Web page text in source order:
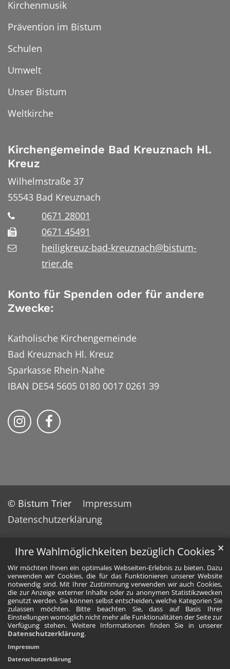
Ihre Wahlmöglichkeiten bezüglich Cookies
Wir möchten Ihnen ein optimales Webseiten-Erlebnis zu bieten. Dazu
verwenden wir Cookies, die für das Funktionieren unserer Website
notwendig sind. Mit Ihrer Zustimmung verwenden wir auch Cookies,
die zur Anzeige externer Inhalte oder zu anonymen Statistikzwecken
genutzt werden. Sie können selbst entscheiden, welche Kategorien Sie
zulassen möchten. Bitte beachten Sie, dass auf Basis Ihrer
Einstellungen womöglich nicht mehr alle Funktionalitäten der Seite zur
Verfügung stehen. Weitere Informationen finden Sie in unserer
Datenschutzerklärung.
✕
Impressum
Datenschutzerklärung
Kirchenmusik
Prävention im Bistum
Schulen
Umwelt
Unser Bistum
Weltkirche
Kirchengemeinde Bad Kreuznach Hl.
Kreuz
Wilhelmstraße 37
55543 Bad Kreuznach
0671 28001
0671 45491
heiligkreuz-bad-kreuznach@bistum-
trier.de
Konto für Spenden oder für andere
Zwecke:
Katholische Kirchengemeinde
Bad Kreuznach Hl. Kreuz
Sparkasse Rhein-Nahe
IBAN DE54 5605 0180 0017 0261 39
Bistum Trier auf Instragram
Bistum Trier auf Facebook
© Bistum Trier
Impressum
Datenschutzerklärung